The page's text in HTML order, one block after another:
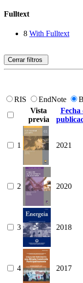
Fulltext
8 With Fulltext
Cerrar filtros
RIS EndNote
Vista
previa
Fecha
1 2021
2 2020
3 2018
4 2017